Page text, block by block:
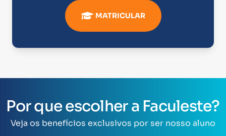
MATRICULAR
Por que escolher a Faculeste?
Veja os benefícios exclusivos por ser nosso aluno